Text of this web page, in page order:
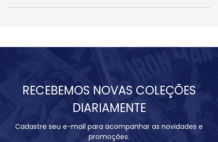
RECEBEMOS NOVAS COLEÇÕES
DIARIAMENTE
Cadastre seu e-mail para acompanhar as novidades e
promoções.